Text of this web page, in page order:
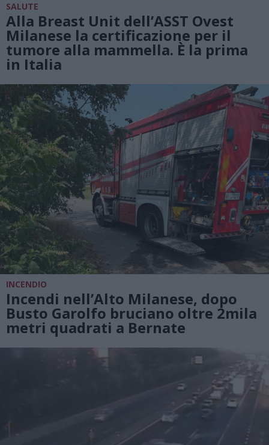
SALUTE
Alla Breast Unit dell’ASST Ovest
Milanese la certificazione per il
tumore alla mammella. È la prima
in Italia
INCENDIO
Incendi nell’Alto Milanese, dopo
Busto Garolfo bruciano oltre 2mila
metri quadrati a Bernate